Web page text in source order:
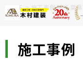
to
HOME>施工事例>千葉
施工事例